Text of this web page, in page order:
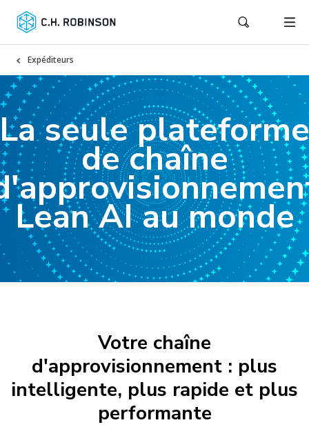
Expéditeurs
La seule plateforme
de chaîne
Lean AI au monde
Votre chaîne
d'approvisionnement : plus
intelligente, plus rapide et plus
performante